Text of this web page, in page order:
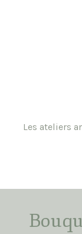
Les ateliers